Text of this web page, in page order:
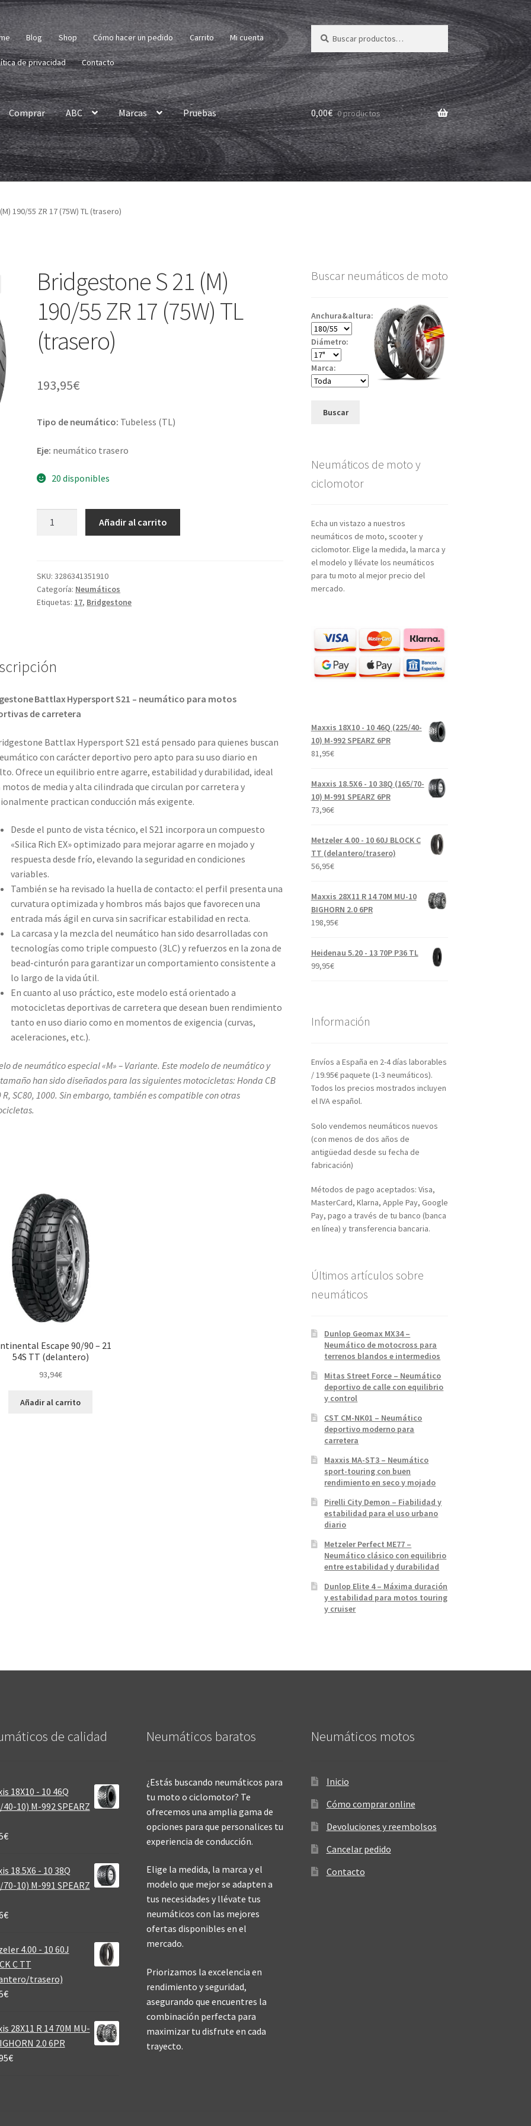
Blog Shop Cómo hacer un pedido Carrito Mi cuenta
de privacidad Contacto
Buscar
por:
Buscar
Comprar ABC Marcas Pruebas 0,00€ 0 productos
190/55 ZR 17 (75W) TL (trasero)
Bridgestone S 21 (M)
190/55 ZR 17 (75W) TL
(trasero)
193,95€
Tipo de neumático: Tubeless (TL)
Eje: neumático trasero
20 disponibles
190/55
ZR
17
cantidad
Añadir al carrito
SKU:3286341351910
Categoría: Neumáticos
Etiquetas: 17, Bridgestone
Battlax Hypersport S21 – neumático para motos
de carretera
Battlax Hypersport S21 está pensado para quienes buscan
con carácter deportivo pero apto para su uso diario en
Ofrece un equilibrio entre agarre, estabilidad y durabilidad, ideal
motos de media y alta cilindrada que circulan por carretera y
practican conducción más exigente.
Desde el punto de vista técnico, el S21 incorpora un compuesto
«Silica Rich EX» optimizado para mejorar agarre en mojado y
respuesta desde frío, elevando la seguridad en condiciones
variables.
También se ha revisado la huella de contacto: el perfil presenta una
curvatura optimizada y hombros más bajos que favorecen una
entrada más ágil en curva sin sacrificar estabilidad en recta.
La carcasa y la mezcla del neumático han sido desarrolladas con
tecnologías como triple compuesto (3LC) y refuerzos en la zona de
bead-cinturón para garantizar un comportamiento consistente a
lo largo de la vida útil.
En cuanto al uso práctico, este modelo está orientado a
motocicletas deportivas de carretera que desean buen rendimiento
tanto en uso diario como en momentos de exigencia (curvas,
aceleraciones, etc.).
de neumático especial «M» – Variante. Este modelo de neumático y
han sido diseñados para las siguientes motocicletas: Honda CB
R, SC80, 1000. Sin embargo, también es compatible con otras
Escape 90/90 – 21
54S TT (delantero)
93,94€
Añadir al carrito
Buscar neumáticos de moto
Anchura&altura:
Diámetro:
Marca:
Buscar
Neumáticos de moto y
ciclomotor
Echa un vistazo a nuestros
neumáticos de moto, scooter y
ciclomotor. Elige la medida, la marca y
el modelo y llévate los neumáticos
para tu moto al mejor precio del
mercado.
Maxxis 18X10 - 10 46Q (225/40-
10) M-992 SPEARZ 6PR
81,95€
Maxxis 18.5X6 - 10 38Q (165/70-
10) M-991 SPEARZ 6PR
73,96€
Metzeler 4.00 - 10 60J BLOCK C
TT (delantero/trasero)
56,95€
Maxxis 28X11 R 14 70M MU-10
BIGHORN 2.0 6PR
198,95€
Heidenau 5.20 - 13 70P P36 TL
99,95€
Información
Envíos a España en 2-4 días laborables
/ 19.95€ paquete (1-3 neumáticos).
Todos los precios mostrados incluyen
el IVA español.
Solo vendemos neumáticos nuevos
(con menos de dos años de
antigüedad desde su fecha de
fabricación)
Métodos de pago aceptados: Visa,
MasterCard, Klarna, Apple Pay, Google
Pay, pago a través de tu banco (banca
en línea) y transferencia bancaria.
Últimos artículos sobre
neumáticos
Dunlop Geomax MX34 –
Neumático de motocross para
terrenos blandos e intermedios
Mitas Street Force – Neumático
deportivo de calle con equilibrio
y control
CST CM-NK01 – Neumático
deportivo moderno para
carretera
Maxxis MA-ST3 – Neumático
sport-touring con buen
rendimiento en seco y mojado
Pirelli City Demon – Fiabilidad y
estabilidad para el uso urbano
diario
Metzeler Perfect ME77 –
Neumático clásico con equilibrio
entre estabilidad y durabilidad
Dunlop Elite 4 – Máxima duración
y estabilidad para motos touring
y cruiser
de calidad‎
18X10 - 10 46Q
10) M-992 SPEARZ
€
18.5X6 - 10 38Q
10) M-991 SPEARZ
€
4.00 - 10 60J
C TT
trasero)
€
28X11 R 14 70M MU-
2.0 6PR
€
Neumáticos baratos
¿Estás buscando neumáticos para
tu moto o ciclomotor? Te
ofrecemos una amplia gama de
opciones para que personalices tu
experiencia de conducción.
Elige la medida, la marca y el
modelo que mejor se adapten a
tus necesidades y llévate tus
neumáticos con las mejores
ofertas disponibles en el
mercado.
Priorizamos la excelencia en
rendimiento y seguridad,
asegurando que encuentres la
combinación perfecta para
maximizar tu disfrute en cada
trayecto.
Neumáticos motos
Inicio
Cómo comprar online
Devoluciones y reembolsos
Cancelar pedido
Contacto